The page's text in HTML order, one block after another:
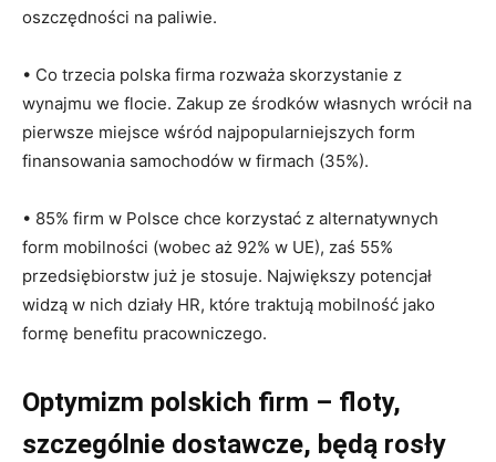
oszczędności na paliwie.
• Co trzecia polska firma rozważa skorzystanie z
wynajmu we flocie. Zakup ze środków własnych wrócił na
pierwsze miejsce wśród najpopularniejszych form
finansowania samochodów w firmach (35%).
• 85% firm w Polsce chce korzystać z alternatywnych
form mobilności (wobec aż 92% w UE), zaś 55%
przedsiębiorstw już je stosuje. Największy potencjał
widzą w nich działy HR, które traktują mobilność jako
formę benefitu pracowniczego.
Optymizm polskich firm – floty,
szczególnie dostawcze, będą rosły